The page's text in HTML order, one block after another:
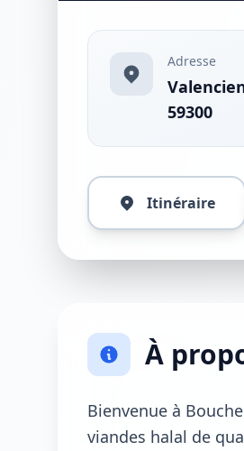
Adresse
59300
Itinéraire
À
Bienvenue à
viandes halal de